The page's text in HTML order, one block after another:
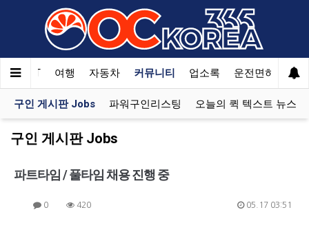
한국SAT 여행 자동차 커뮤니티 업소록 운전면허 문의
구인 게시판 Jobs 파워구인리스팅 오늘의 퀵 텍스트 뉴스
구인 게시판 Jobs
파트타임 / 풀타임 채용 진행 중
0 420 05.17 03:51